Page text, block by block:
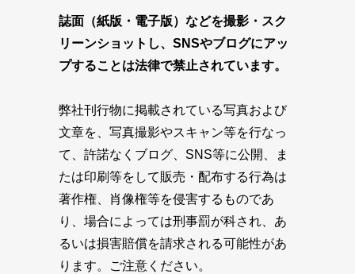
誌面（紙版・電子版）などを撮影・スク
リーンショットし、SNSやブログにアッ
プすることは法律で禁止されています。
弊社刊行物に掲載されている写真および
文章を、写真撮影やスキャン等を行なっ
て、許諾なくブログ、SNS等に公開、ま
たは印刷等をして販売・配布する行為は
著作権、肖像権等を侵害するものであ
り、場合によっては刑事罰が科され、あ
るいは損害賠償を請求される可能性があ
ります。ご注意ください。